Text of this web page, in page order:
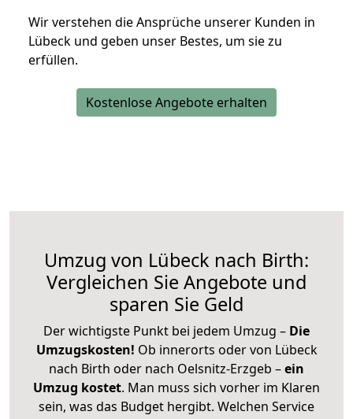
Wir verstehen die Ansprüche unserer Kunden in
Lübeck und geben unser Bestes, um sie zu
erfüllen.
Kostenlose Angebote erhalten
Umzug von Lübeck nach Birth:
Vergleichen Sie Angebote und
sparen Sie Geld
Der wichtigste Punkt bei jedem Umzug – Die
Umzugskosten! Ob innerorts oder von Lübeck
nach Birth oder nach Oelsnitz-Erzgeb –ein
Umzug kostet. Man muss sich vorher im Klaren
sein, was das Budget hergibt. Welchen Service